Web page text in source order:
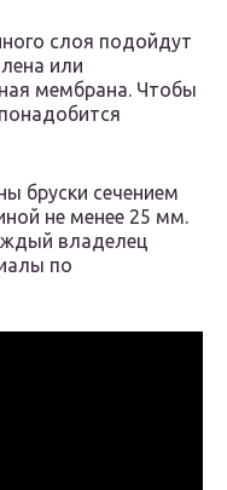
слоя подойдут
или
мембрана. Чтобы
бруски сечением
не менее 25 мм.
владелец
по